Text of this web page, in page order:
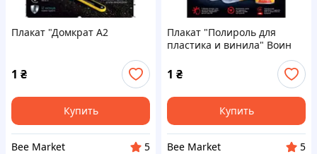
Плакат "Домкрат А2
1 ₴
Купить
Bee Market
5
Плакат "Полироль для
пластика и винила" Воин
1 ₴
Купить
Bee Market
5